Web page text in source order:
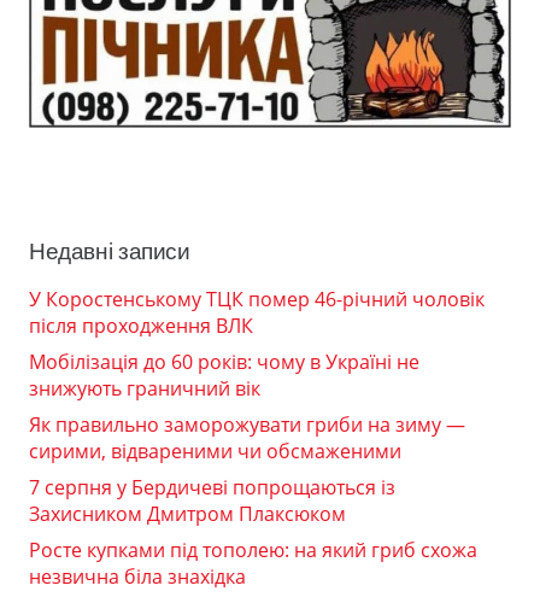
Недавні записи
У Коростенському ТЦК помер 46-річний чоловік
після проходження ВЛК
Мобілізація до 60 років: чому в Україні не
знижують граничний вік
Як правильно заморожувати гриби на зиму —
сирими, відвареними чи обсмаженими
7 серпня у Бердичеві попрощаються із
Захисником Дмитром Плаксюком
Росте купками під тополею: на який гриб схожа
незвична біла знахідка